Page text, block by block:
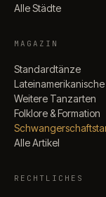
Alle Städte
MAGAZIN
Standardtänze
Weitere Tanzarten
Folklore & Formation
Alle Artikel
RECHTLICHES